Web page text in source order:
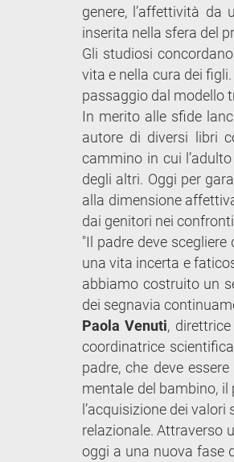
genere, l’affettività
inserita nella sfera del
Gli studiosi
vita e nella cura dei
passaggio dal modello
In merito alle sfide
autore di diversi libri
cammino in cui
degli altri. Oggi per
alla dimensione
dai genitori nei
"Il padre deve
una vita incerta e
abbiamo costruito un
dei segnavia
Paola Venuti,
coordinatrice
padre, che deve
mentale del bambino,
l’acquisizione dei
relazionale. Attraverso
oggi a una nuova fase